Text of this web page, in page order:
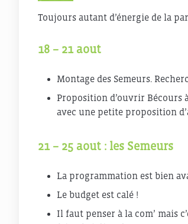
Toujours autant d’énergie de la
18 – 21 aout
Montage des Semeurs.
Proposition d’ouvrir Bécours
avec une petite proposition
21 – 25 aout : les Semeurs
La programmation est bien
Le budget est calé !
Il faut penser à la com’ mais